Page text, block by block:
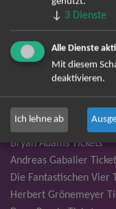
André Rieu Tickets
David Garrett Tickets
Andrea Berg Tickets
Backstreet Boys Tickets
Santiano Tickets
Ina Müller Tickets
Bryan Adams Tickets
Andreas Gabalier
Die Fantastischen Vier
Herbert Grönemeyer
↓ 3 Dienste
Alle Dienste
Mit diesem
deaktivieren.
Ich lehne ab